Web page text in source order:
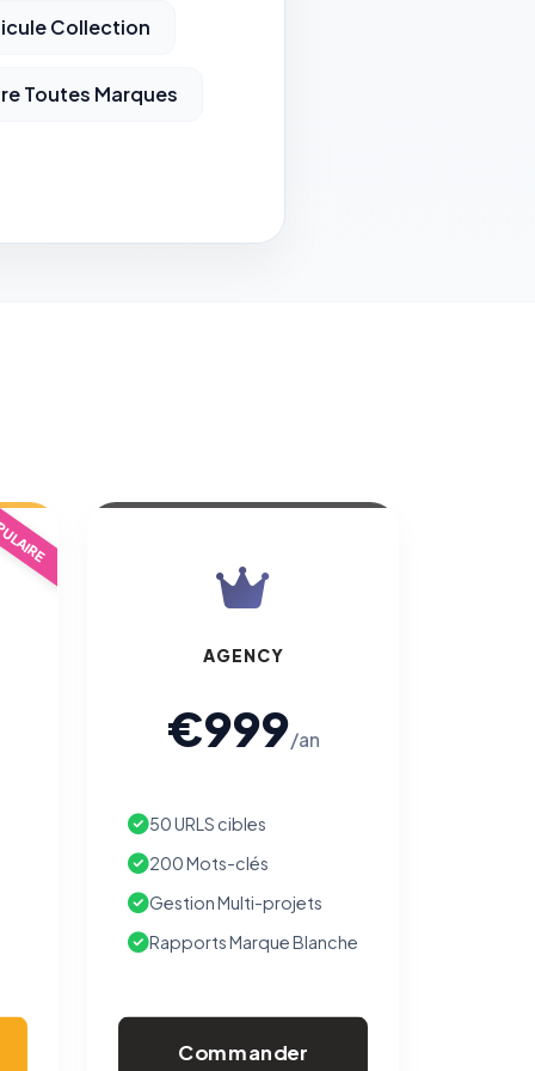
Collection
Toutes Marques
AGENCY
€999/an
50 URLS cibles
200 Mots-clés
Gestion Multi-projets
Rapports Marque Blanche
Commander